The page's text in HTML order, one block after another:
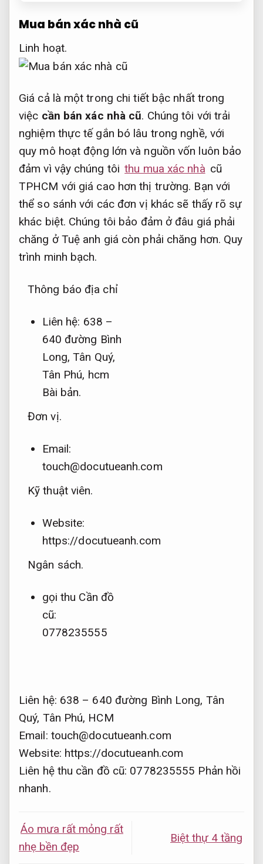
Mua bán xác nhà cũ
Linh hoạt.
Giá cả là một trong chi tiết bậc nhất trong
việc cần bán xác nhà cũ. Chúng tôi với trải
nghiệm thực tế gắn bó lâu trong nghề, với
quy mô hoạt động lớn và nguồn vốn luôn bảo
đảm vì vậy chúng tôi thu mua xác nhà cũ
TPHCM với giá cao hơn thị trường. Bạn với
thể so sánh với các đơn vị khác sẽ thấy rõ sự
khác biệt. Chúng tôi bảo đảm ở đâu giá phải
chăng ở Tuệ anh giá còn phải chăng hơn. Quy
trình minh bạch.
Thông báo địa chỉ
Liên hệ: 638 –
640 đường Bình
Long, Tân Quý,
Tân Phú, hcm
Bài bản.
Đơn vị.
Email:
touch@docutueanh.com
Kỹ thuật viên.
Website:
https://docutueanh.com
Ngân sách.
gọi thu Cần đồ
cũ:
0778235555
Liên hệ: 638 – 640 đường Bình Long, Tân
Quý, Tân Phú, HCM
Email: touch@docutueanh.com
Website: https://docutueanh.com
Liên hệ thu cần đồ cũ: 0778235555 Phản hồi
nhanh.
Áo mưa rất mỏng rất
nhẹ bền đẹp
Biệt thự 4 tầng